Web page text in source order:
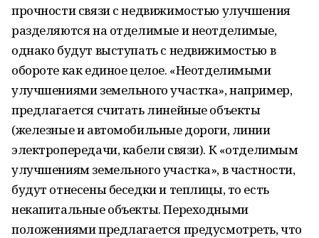
прочности связи с недвижимостью улучшения
разделяются на отделимые и неотделимые,
однако будут выступать с недвижимостью в
обороте как единое целое. «Неотделимыми
улучшениями земельного участка», например,
предлагается считать линейные объекты
(железные и автомобильные дороги, линии
электропередачи, кабели связи). К «отделимым
улучшениям земельного участка», в частности,
будут отнесены беседки и теплицы, то есть
некапитальные объекты. Переходными
положениями предлагается предусмотреть, что